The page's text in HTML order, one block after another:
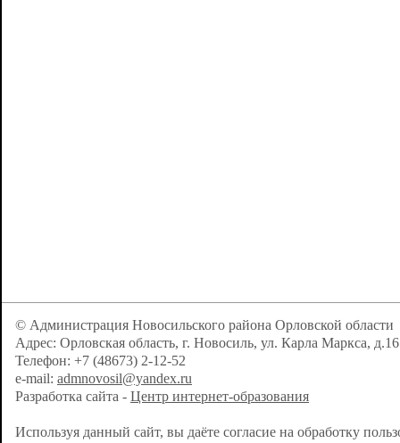
© Администрация Новосильского района Орловской области
Адрес: Орловская область, г. Новосиль, ул. Карла Маркса, д.16
Телефон: +7 (48673) 2-12-52
e-mail: admnovosil@yandex.ru
Разработка сайта - Центр интернет-образования
Используя данный сайт, вы даёте согласие на обработку